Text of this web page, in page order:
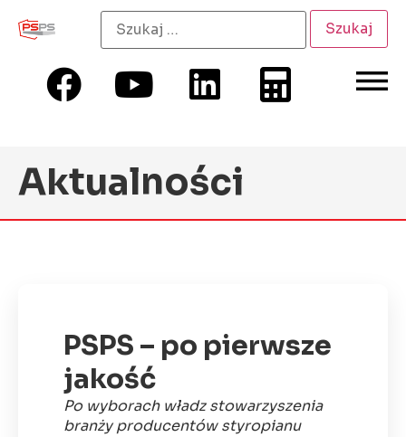
Aktualności
PSPS – po pierwsze
jakość
Po wyborach władz stowarzyszenia
branży producentów styropianu